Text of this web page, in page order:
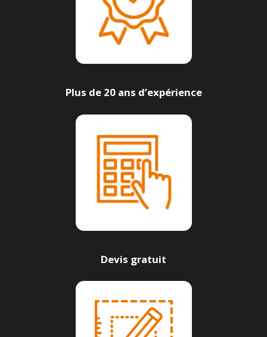
Plus de 20 ans d’expérience
Devis gratuit